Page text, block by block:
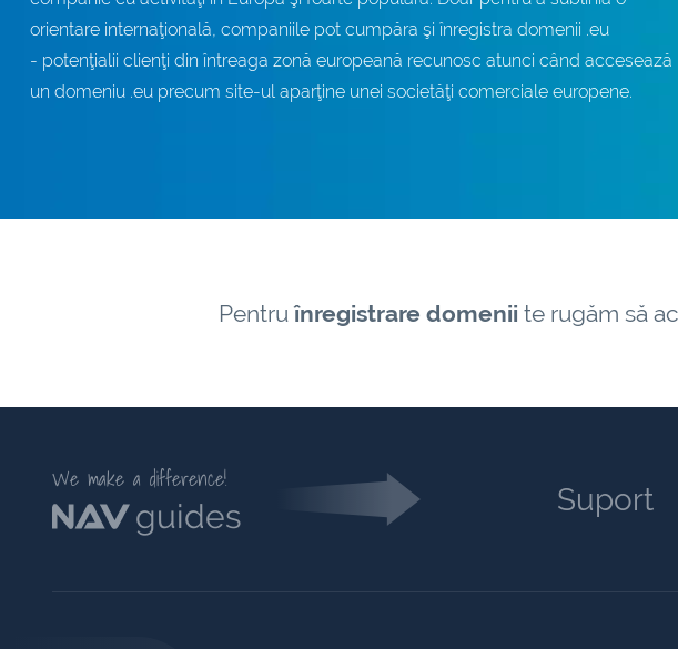
orientare internaţională, companiile pot cumpăra şi înregistra domenii .eu
- potenţialii clienţi din întreaga zonă europeană recunosc atunci când accesează
un domeniu .eu precum site-ul aparţine unei societăţi comerciale europene.
Pentruînregistrare domenii te rugăm să
We make a difference!
guides Suport